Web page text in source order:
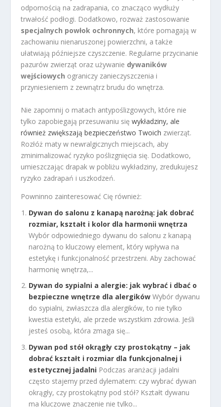
odpornością na zadrapania, co znacząco wydłuży
trwałość podłogi. Dodatkowo, rozważ zastosowanie
specjalnych powłok ochronnych, które pomagają w
zachowaniu nienaruszonej powierzchni, a także
ułatwiają późniejsze czyszczenie. Regularne przycinanie
pazurów zwierząt oraz używanie dywaników
wejściowych ograniczy zanieczyszczenia i
przyniesieniem z zewnątrz brudu do wnętrza.
Nie zapomnij o matach antypoślizgowych, które nie
tylko zapobiegają przesuwaniu sięwykładziny, ale
również zwiększają bezpieczeństwo Twoich zwierząt.
Rozłóż maty w newralgicznych miejscach, aby
zminimalizować ryzyko poślizgnięcia się. Dodatkowo,
umieszczając drapak w pobliżu wykładziny, zredukujesz
ryzyko zadrapań i uszkodzeń.
Powninno zainteresować Cię również:
Dywan do salonu z kanapą narożną: jak dobrać
rozmiar, kształt i kolor dla harmonii wnętrza
Wybór odpowiedniego dywanu do salonu z kanapą
narożną to kluczowy element, który wpływa na
estetykę i funkcjonalność przestrzeni. Aby zachować
harmonię wnętrza,...
Dywan do sypialni a alergie: jak wybrać i dbać o
bezpieczne wnętrze dla alergików Wybór dywanu
do sypialni, zwłaszcza dla alergików, to nie tylko
kwestia estetyki, ale przede wszystkim zdrowia. Jeśli
jesteś osobą, która zmaga się...
Dywan pod stół okrągły czy prostokątny – jak
dobrać kształt i rozmiar dla funkcjonalnej i
estetycznej jadalni Podczas aranżacji jadalni
często stajemy przed dylematem: czy wybrać dywan
okrągły, czy prostokątny pod stół? Kształt dywanu
ma kluczowe znaczenie nie tylko...